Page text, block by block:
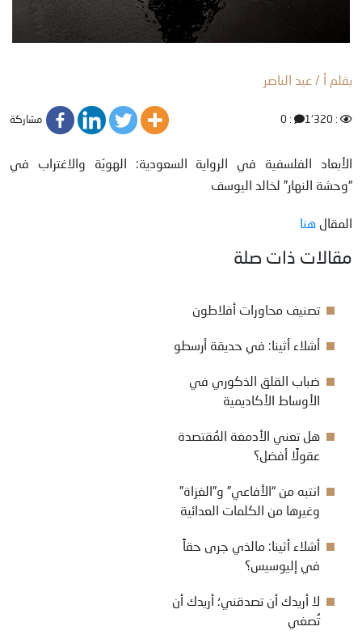
بقلم أ / عيد الناصر
: 1٬320 : 0 مشاركة
الأبعاد الفلسفية في الرواية السعودية: الهويّة والاغتراب في
“وحشة النهار” لخالد اليوسف
المقال هنا
مقالات ذات صلة
تصنيف محاورات أفلاطون
أشلاء أثينا: في حديقة أرسطو
ضباب القلق الذكوري في
الأوساط الأكاديمية
هل تعني الأدمغة المُقتصدة
عقولًا أفضل؟
انتبه من “الأفاعي” و”الغزاة”
وغيرها من الكلمات العدائية
أشلاء أثينا: مالذي جرى حقاً
في إليوسيس؟
لا أريدك أن تصدقني؛ أريدك أن
تُصغي